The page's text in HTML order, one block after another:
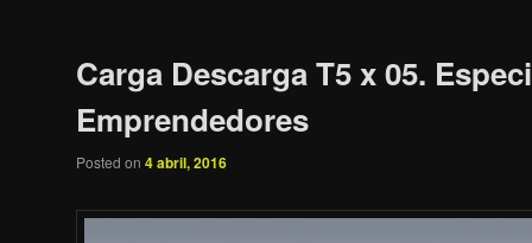
Carga Descarga T5 x 05.
Emprendedores
Posted on 4 abril, 2016